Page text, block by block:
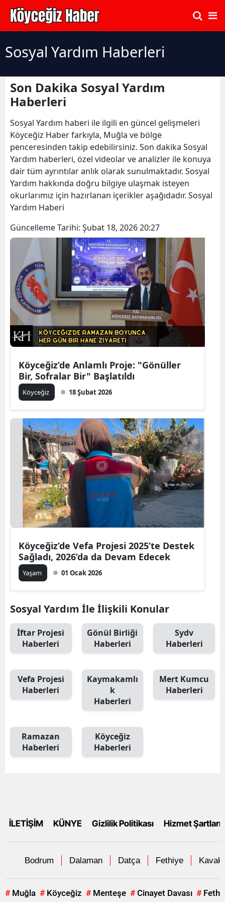
Sosyal Yardım Haberleri
Son Dakika Sosyal Yardım
Haberleri
Sosyal Yardım haberi ile ilgili en güncel gelişmeleri
Köyceğiz Haber farkıyla, Muğla ve bölge
penceresinden takip edebilirsiniz. Son dakika Sosyal
Yardım haberleri, özel videolar ve analizler ile konuya
dair tüm ayrıntılar anlık olarak sunulmaktadır. Sosyal
Yardım hakkında doğru bilgiye ulaşmak isteyen
okurlarımız için hazırlanan içerikler aşağıdadır. Sosyal
Yardım Haberi
Güncelleme Tarihi: Şubat 18, 2026 20:27
Köyceğiz’de Anlamlı Proje: "Gönüller
Bir, Sofralar Bir" Başlatıldı
Köyceğiz 18 Şubat 2026
Köyceğiz’de Vefa Projesi 2025’te Destek
Sağladı, 2026’da da Devam Edecek
Yaşam 01 Ocak 2026
Sosyal Yardım İle İlişkili Konular
İftar Projesi
Haberleri
Gönül Birliği
Haberleri
Sydv
Haberleri
Vefa Projesi
Haberleri
Kaymakamlı
k
Haberleri
Mert Kumcu
Haberleri
Ramazan
Haberleri
Köyceğiz
Haberleri
İLETİŞİM KÜNYE Gizlilik Politikası Hizmet Şartları
Bodrum Dalaman Datça Fethiye
# Muğla # Köyceğiz # Menteşe # Cinayet Davası #